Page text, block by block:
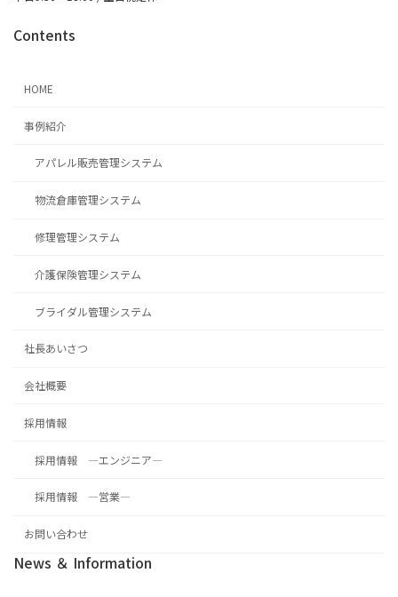
Contents
HOME
事例紹介
アパレル販売管理システム
物流倉庫管理システム
修理管理システム
介護保険管理システム
ブライダル管理システム
社長あいさつ
会社概要
採用情報
採用情報 ―エンジニア―
採用情報 ―営業―
お問い合わせ
News ＆ Information